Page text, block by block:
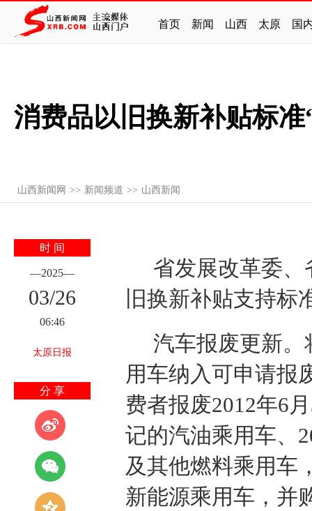
首页 新闻 山西 太原 国
消费品以旧换新补贴标准
山西新闻网 >> 新闻频道 >> 山西新闻
时 间
—2025—
03/26
06:46
太原日报
分 享
省发展改革委、
旧换新补贴支持标
汽车报废更新
用车纳入可申请报
费者报废2012年6
记的汽油乘用车、
及其他燃料乘用车
新能源乘用车，并